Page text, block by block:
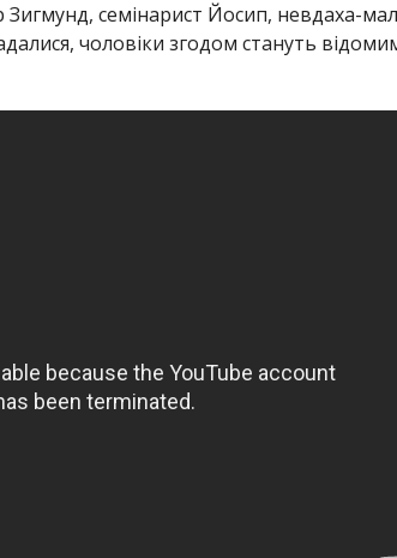
Зигмунд, семінарист Йосип, невдаха-
чоловіки згодом стануть